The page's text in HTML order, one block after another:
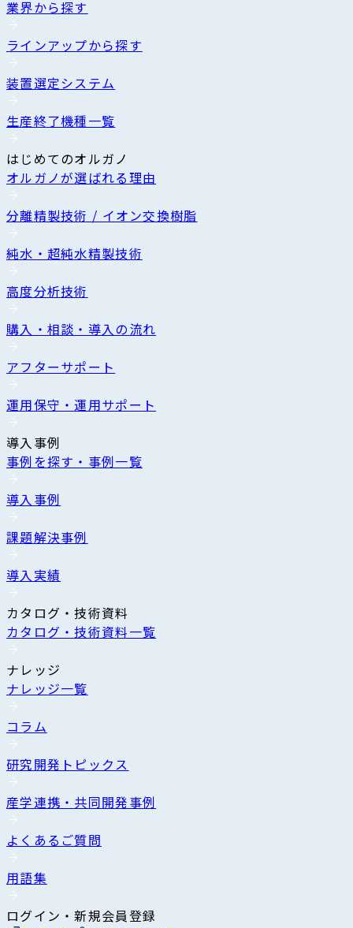
業界から探す
ラインアップから探す
装置選定システム
生産終了機種一覧
はじめてのオルガノ
オルガノが選ばれる理由
分離精製技術 / イオン交換樹脂
純水・超純水精製技術
高度分析技術
購入・相談・導入の流れ
アフターサポート
運用保守・運用サポート
導入事例
事例を探す・事例一覧
導入事例
課題解決事例
導入実績
カタログ・技術資料
カタログ・技術資料一覧
ナレッジ
ナレッジ一覧
コラム
研究開発トピックス
産学連携・共同開発事例
よくあるご質問
用語集
ログイン・新規会員登録